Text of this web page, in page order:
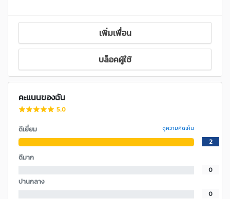
เพิ่มเพื่อน
บล็อคผู้ใช้
คะแนนของฉัน
5.0
ดีเยี่ยม ดูความคิดเห็น
2
ดีมาก
0
ปานกลาง
0